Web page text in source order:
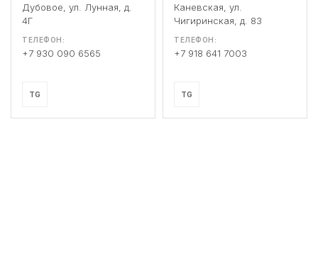
Дубовое, ул. Лунная, д.
4Г
ТЕЛЕФОН:
+7 930 090 6565
TG
Каневская, ул.
Чигиринская, д. 83
ТЕЛЕФОН:
+7 918 641 7003
TG